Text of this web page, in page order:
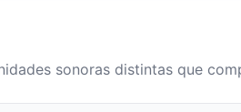
sonoras distintas que